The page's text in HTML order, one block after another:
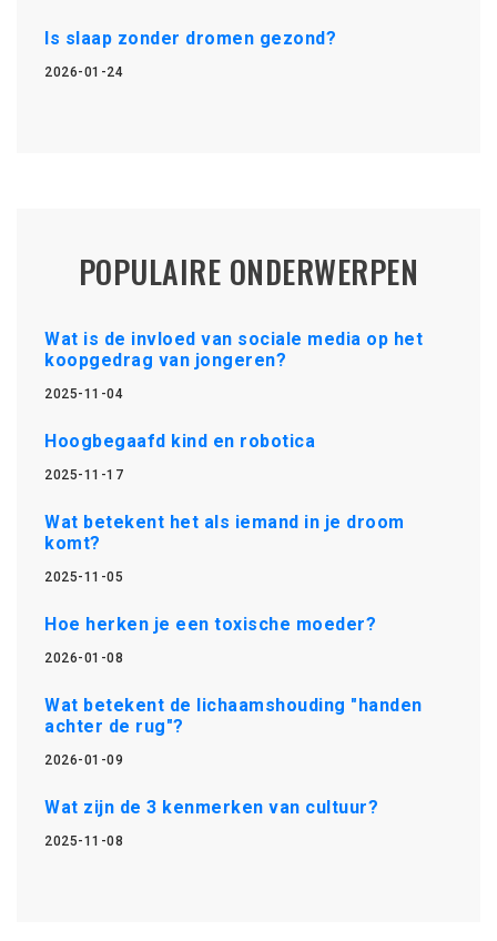
Is slaap zonder dromen gezond?
2026-01-24
POPULAIRE ONDERWERPEN
Wat is de invloed van sociale media op het
koopgedrag van jongeren?
2025-11-04
Hoogbegaafd kind en robotica
2025-11-17
Wat betekent het als iemand in je droom
komt?
2025-11-05
Hoe herken je een toxische moeder?
2026-01-08
Wat betekent de lichaamshouding "handen
achter de rug"?
2026-01-09
Wat zijn de 3 kenmerken van cultuur?
2025-11-08